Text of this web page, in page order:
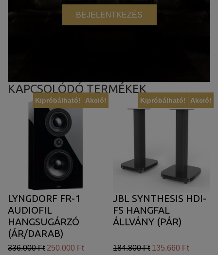
BEJELENTKEZÉS
KAPCSOLÓDÓ TERMÉKEK
Akció!
Kipróbálható!
LYNGDORF FR-1
AUDIOFIL
HANGSUGÁRZÓ
(ÁR/DARAB)
336.000 Ft 250.000 Ft
Akció!
Kipróbálható!
JBL SYNTHESIS HDI-
FS HANGFAL
ÁLLVÁNY (PÁR)
184.800 Ft 135.660 Ft